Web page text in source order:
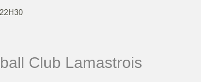
Club Lamastrois